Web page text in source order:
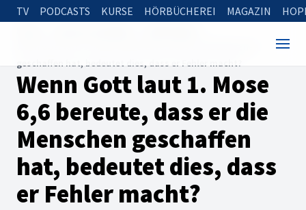
TV PODCASTS KURSE HÖRBÜCHEREI MAGAZIN
geschaffen hat, bedeutet dies, dass er Fehler macht?
Wenn Gott laut 1. Mose
6,6 bereute, dass er die
Menschen geschaffen
hat, bedeutet dies, dass
er Fehler macht?